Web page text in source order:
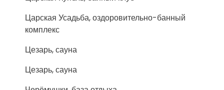
Царская Усадьба, оздоровительно-банный
комплекс
Цезарь, сауна
Цезарь, сауна